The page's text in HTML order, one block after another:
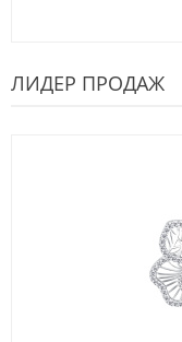
ЛИДЕР ПРОДАЖ